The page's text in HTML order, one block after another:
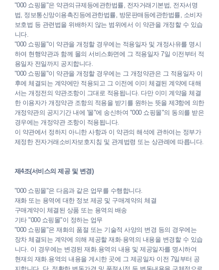
"000 쇼핑몰"은 약관의규제등에관한법률, 전자거래기본법, 전자서명
법, 정보통신망이용촉진등에관한법률, 방문판매등에관한법률, 소비자
보호법 등 관련법을 위배하지 않는 범위에서 이 약관을 개정할 수 있습
니다.
"000 쇼핑몰"이 약관을 개정할 경우에는 적용일자 및 개정사유를 명시
하여 현행약관과 함께 몰의 서비스화면에 그 적용일자 7일 이전부터 적
용일자 전일까지 공지합니다.
"000 쇼핑몰"이 약관을 개정할 경우에는 그 개정약관은 그 적용일자 이
후에 체결되는 계약에만 적용되고 그 이전에 이미 체결된 계약에 대해
서는 개정전의 약관조항이 그대로 적용됩니다. 다만 이미 계약을 체결
한 이용자가 개정약관 조항의 적용을 받기를 원하는 뜻을 제3항에 의한
개정약관의 공지기간 내에 '몰"에 송신하여 "000 쇼핑몰"의 동의를 받은
경우에는 개정약관 조항이 적용됩니다.
이 약관에서 정하지 아니한 사항과 이 약관의 해석에 관하여는 정부가
제정한 전자거래소비자보호지침 및 관계법령 또는 상관례에 따릅니다.
제4조(서비스의 제공 및 변경)
"000 쇼핑몰"은 다음과 같은 업무를 수행합니다.
재화 또는 용역에 대한 정보 제공 및 구매계약의 체결
구매계약이 체결된 상품 또는 용역의 배송
기타 "000 쇼핑몰"이 정하는 업무
"000 쇼핑몰"은 재화의 품절 또는 기술적 사양의 변경 등의 경우에는
장차 체결되는 계약에 의해 제공할 재화·용역의 내용을 변경할 수 있습
니다. 이 경우에는 변경된 재화.용역의 내용 및 제공일자를 명시하여
현재의 재화.용역의 내용을 게시한 곳에 그 제공일자 이전 7일부터 공